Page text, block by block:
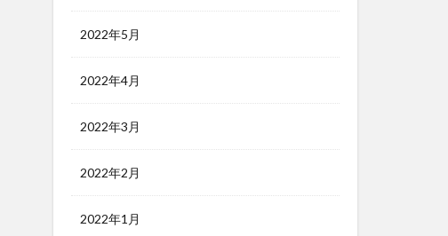
2022年5月
2022年4月
2022年3月
2022年2月
2022年1月